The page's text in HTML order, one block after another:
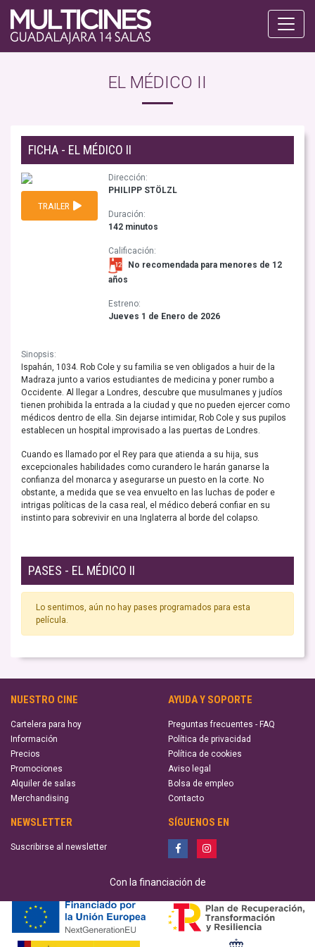
EL MÉDICO II
FICHA - EL MÉDICO II
TRAILER
Dirección:
PHILIPP STÖLZL
Duración:
142 minutos
Calificación:
No recomendada para menores de 12
años
Estreno:
Jueves 1 de Enero de 2026
Sinopsis:
Ispahán, 1034. Rob Cole y su familia se ven obligados a huir de la
Madraza junto a varios estudiantes de medicina y poner rumbo a
Occidente. Al llegar a Londres, descubre que musulmanes y judíos
tienen prohibida la entrada a la ciudad y que no pueden ejercer como
médicos dentro de ella. Sin dejarse intimidar, Rob Cole y sus pupilos
establecen un hospital improvisado a las puertas de Londres.
Cuando es llamado por el Rey para que atienda a su hija, sus
excepcionales habilidades como curandero le harán ganarse la
confianza del monarca y asegurarse un puesto en la corte. No
obstante, a medida que se vea envuelto en las luchas de poder e
intrigas políticas de la casa real, el médico deberá confiar en su
instinto para sobrevivir en una Inglaterra al borde del colapso.
PASES - EL MÉDICO II
Lo sentimos, aún no hay pases programados para esta
película.
NUESTRO CINE
Cartelera para hoy
Información
Precios
Promociones
Alquiler de salas
Merchandising
AYUDA Y SOPORTE
Preguntas frecuentes - FAQ
Política de privacidad
Política de cookies
Aviso legal
Bolsa de empleo
Contacto
NEWSLETTER
Suscribirse al newsletter
SÍGUENOS EN
Con la financiación de